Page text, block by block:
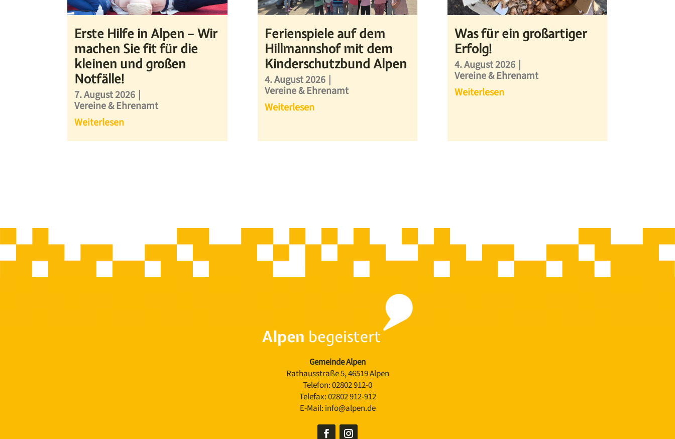
Erste Hilfe in Alpen – Wir
machen Sie fit für die
kleinen und großen
Notfälle!
7. August 2026 |
Vereine & Ehrenamt
Weiterlesen
Ferienspiele auf dem
Hillmannshof mit dem
Kinderschutzbund Alpen
4. August 2026 |
Vereine & Ehrenamt
Weiterlesen
Was für ein großartiger
Erfolg!
4. August 2026 |
Vereine & Ehrenamt
Weiterlesen
Gemeinde Alpen
Rathausstraße 5, 46519 Alpen
Telefon:02802 912-0
Telefax:02802 912-912
E-Mail: info@alpen.de